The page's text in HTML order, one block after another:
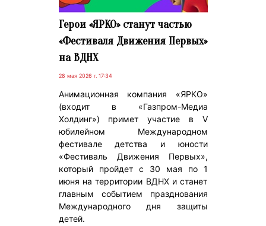
Герои «ЯРКО» станут частью
«Фестиваля Движения Первых»
на ВДНХ
28 мая 2026 г. 17:34
Анимационная компания «ЯРКО»
(входит в «Газпром-Медиа
Холдинг») примет участие в V
юбилейном Международном
фестивале детства и юности
«Фестиваль Движения Первых»,
который пройдет с 30 мая по 1
июня на территории ВДНХ и станет
главным событием празднования
Международного дня защиты
детей.